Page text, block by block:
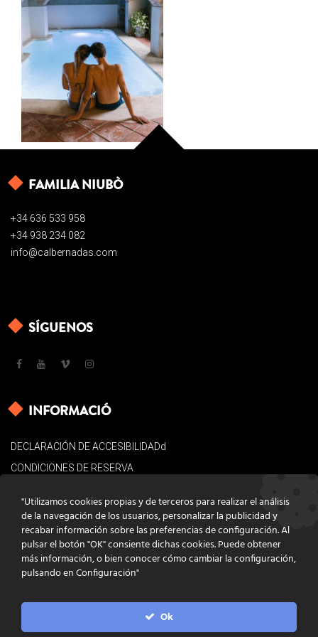
FAMILIA NIUBÒ
+34 636 533 958
+34 938 234 082
info@calbernadas.com
SÍGUENOS
INFORMACIÓ
DECLARACIÓN DE ACCESIBILIDADd
CONDICIONES DE RESERVA
POLÍTICA DE COOKIES
CONTACTO
"Utilizamos cookies propias y de terceros para realizar el análisis
de la navegación de los usuarios, personalizar la publicidad y
recabar información sobre las preferencias de configuración. Al
pulsar el botón "OK" consiente dichas cookies. Puede obtener
más información, o bien conocer cómo cambiar la configuración,
pulsando en Configuración"
Ok